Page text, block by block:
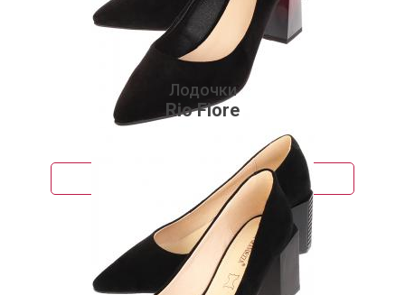
Лодочки
Rio Fiore
Подробнее